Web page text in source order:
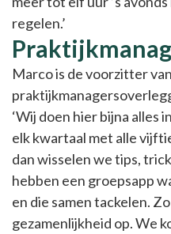
regelen.’
Marco is de voorzitter
‘Wij doen hier bijna alles
elk kwartaal met alle
dan wisselen we tips,
hebben een groepsapp
en die samen tackelen.
gezamenlijkheid op. We